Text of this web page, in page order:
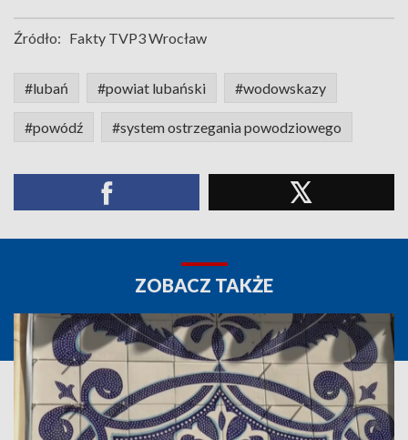
Źródło: Fakty TVP3 Wrocław
#lubań #powiat lubański #wodowskazy
#powódź #system ostrzegania powodziowego
ZOBACZ TAKŻE